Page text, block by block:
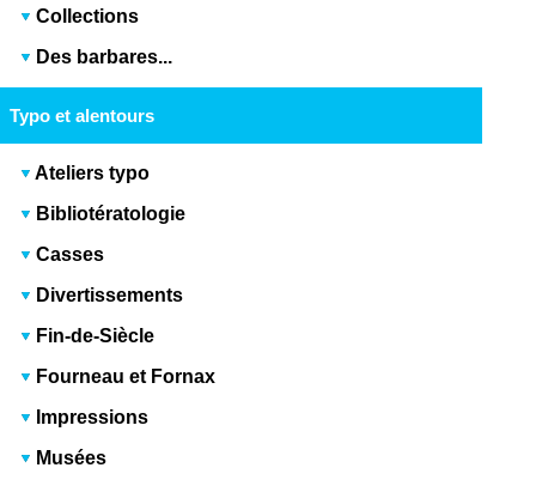
Collections
Des barbares...
Typo et alentours
Ateliers typo
Bibliotératologie
Casses
Divertissements
Fin-de-Siècle
Fourneau et Fornax
Impressions
Musées